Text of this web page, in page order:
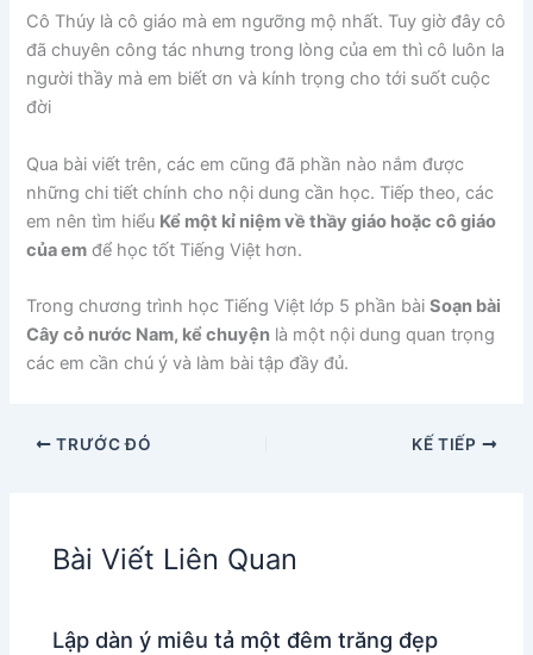
Cô Thúy là cô giáo mà em ngưỡng mộ nhất. Tuy giờ đây cô
đã chuyên công tác nhưng trong lòng của em thì cô luôn la
người thầy mà em biết ơn và kính trọng cho tới suốt cuộc
đời
Qua bài viết trên, các em cũng đã phần nào nắm được
những chi tiết chính cho nội dung cần học. Tiếp theo, các
em nên tìm hiểu Kể một kỉ niệm về thầy giáo hoặc cô giáo
của em để học tốt Tiếng Việt hơn.
Trong chương trình học Tiếng Việt lớp 5 phần bàiSoạn bài
Cây cỏ nước Nam, kể chuyện là một nội dung quan trọng
các em cần chú ý và làm bài tập đầy đủ.
TRƯỚC ĐÓ KẾ TIẾP
Bài Viết Liên Quan
Lập dàn ý miêu tả một đêm trăng đẹp